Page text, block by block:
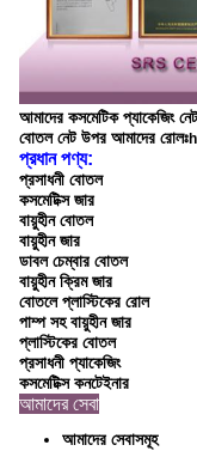
আমাদের কসমেটিক প্যাকেজিং
বোতল নেট উপর আমাদের রোলঃ
প্রধান পণ্য:
প্রসাধনী বোতল
কসমেটিক্স জার
বায়ুহীন বোতল
বায়ুহীন জার
ডাবল চেম্বার বোতল
বায়ুহীন ক্রিম জার
বোতলে প্লাস্টিকের রোল
পাম্প সহ বায়ুহীন জার
প্লাস্টিকের বোতল
প্রসাধনী প্যাকেজিং
কসমেটিক্স কনটেইনার
আমাদের সেবা
আমাদের সেবাসমূহ